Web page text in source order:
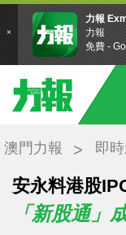
澳門力報 即
安永料港股
「新股通」